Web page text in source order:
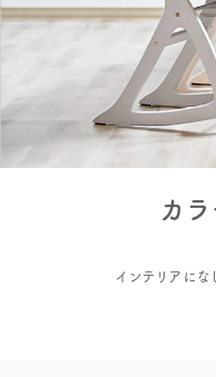
カラ
インテリアにな